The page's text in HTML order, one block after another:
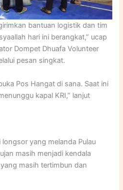
bantuan logistik dan tim
hari ini berangkat,” ucap
Dompet Dhuafa Volunteer
pesan singkat.
Pos Hangat di sana. Saat ini
kapal KRI,” lanjut
yang melanda Pulau
masih menjadi kendala
masih tertimbun dan